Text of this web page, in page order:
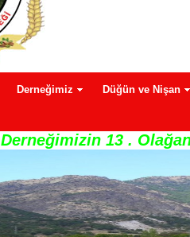
Derneğimiz
Düğün ve Nişan
Derneğimizin 13 .